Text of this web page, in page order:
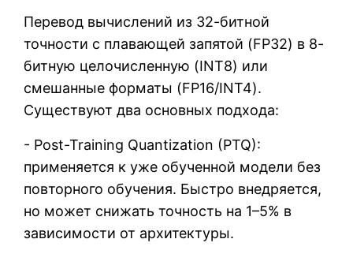
Перевод вычислений из 32-битной
точности с плавающей запятой (FP32) в 8-
битную целочисленную (INT8) или
смешанные форматы (FP16/INT4).
Существуют два основных подхода:
- Post-Training Quantization (PTQ):
применяется к уже обученной модели без
повторного обучения. Быстро внедряется,
но может снижать точность на 1–5% в
зависимости от архитектуры.